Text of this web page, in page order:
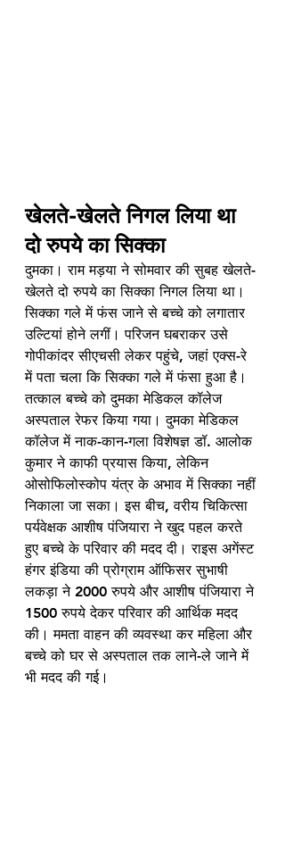
खेलते-खेलते निगल लिया था
दो रुपये का सिक्का
दुमका। राम मड़या ने सोमवार की सुबह खेलते-
खेलते दो रुपये का सिक्का निगल लिया था।
सिक्का गले में फंस जाने से बच्चे को लगातार
उल्टियां होने लगीं। परिजन घबराकर उसे
गोपीकांदर सीएचसी लेकर पहुंचे, जहां एक्स-रे
में पता चला कि सिक्का गले में फंसा हुआ है।
तत्काल बच्चे को दुमका मेडिकल कॉलेज
अस्पताल रेफर किया गया। दुमका मेडिकल
कॉलेज में नाक-कान-गला विशेषज्ञ डॉ. आलोक
कुमार ने काफी प्रयास किया, लेकिन
ओसोफिलोस्कोप यंत्र के अभाव में सिक्का नहीं
निकाला जा सका। इस बीच, वरीय चिकित्सा
पर्यवेक्षक आशीष पंजियारा ने खुद पहल करते
हुए बच्चे के परिवार की मदद दी। राइस अगेंस्ट
हंगर इंडिया की प्रोग्राम ऑफिसर सुभाषी
लकड़ा ने 2000 रुपये और आशीष पंजियारा ने
1500 रुपये देकर परिवार की आर्थिक मदद
की। ममता वाहन की व्यवस्था कर महिला और
बच्चे को घर से अस्पताल तक लाने-ले जाने में
भी मदद की गई।